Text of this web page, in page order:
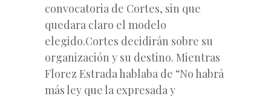
convocatoria de Cortes, sin que
quedara claro el modelo
elegido.Cortes decidirán sobre su
organización y su destino. Mientras
Florez Estrada hablaba de “No habrá
más ley que la expresada y